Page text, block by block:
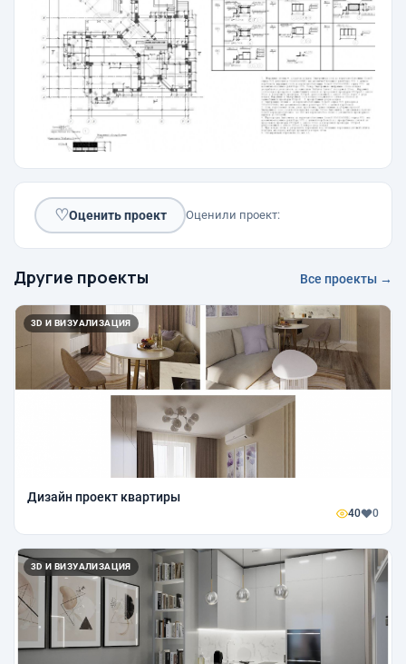
♡Оценить проект Оценили проект:
Другие проекты Все проекты →
3D И ВИЗУАЛИЗАЦИЯ
Дизайн проект квартиры
40 0
3D И ВИЗУАЛИЗАЦИЯ